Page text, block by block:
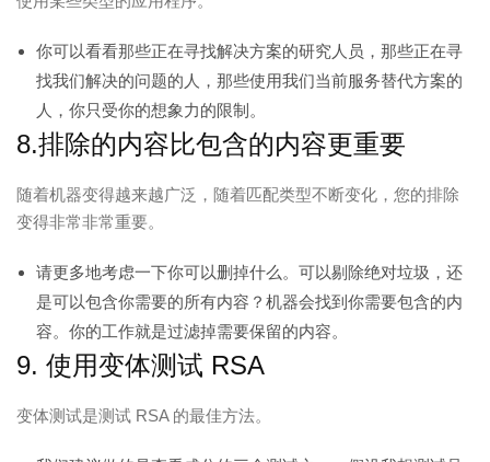
你可以看看那些正在寻找解决方案的研究人员，那些正在寻
找我们解决的问题的人，那些使用我们当前服务替代方案的
人，你只受你的想象力的限制。
8.排除的内容比包含的内容更重要
随着机器变得越来越广泛，随着匹配类型不断变化，您的排除
变得非常非常重要。
请更多地考虑一下你可以删掉什么。可以剔除绝对垃圾，还
是可以包含你需要的所有内容？机器会找到你需要包含的内
容。你的工作就是过滤掉需要保留的内容。
9. 使用变体测试 RSA
变体测试是测试 RSA 的最佳方法。